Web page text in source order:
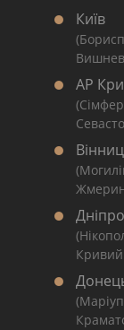
Київ
АР
Дніпро
Кривий